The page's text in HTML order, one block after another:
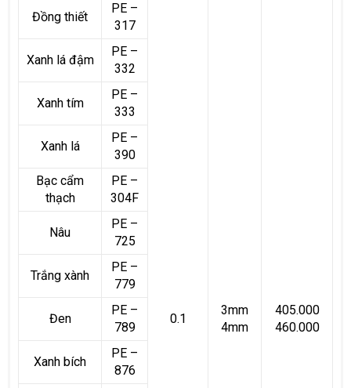
0.1
3mm
4mm
405.000
460.000
Đồng thiết
PE –
317
Xanh lá đậm
PE –
332
Xanh tím
PE –
333
Xanh lá
PE –
390
Bạc cẩm
thạch
PE –
304F
Nâu
PE –
725
Trắng xành
PE –
779
Đen
PE –
789
Xanh bích
PE –
876